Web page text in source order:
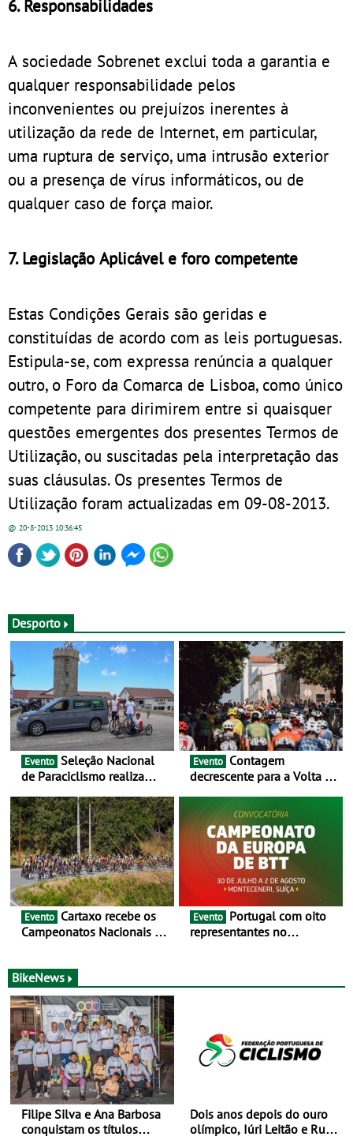
6. Responsabilidades
A sociedade Sobrenet exclui toda a garantia e
qualquer responsabilidade pelos
inconvenientes ou prejuízos inerentes à
utilização da rede de Internet, em particular,
uma ruptura de serviço, uma intrusão exterior
ou a presença de vírus informáticos, ou de
qualquer caso de força maior.
7. Legislação Aplicável e foro competente
Estas Condições Gerais são geridas e
constituídas de acordo com as leis portuguesas.
Estipula-se, com expressa renúncia a qualquer
outro, o Foro da Comarca de Lisboa, como único
competente para dirimirem entre si quaisquer
questões emergentes dos presentes Termos de
Utilização, ou suscitadas pela interpretação das
suas cláusulas. Os presentes Termos de
Utilização foram actualizadas em 09-08-2013.
@ 20-8-2013 10:36:45
Desporto
Evento
de Paraciclismo realiza
preparação para o
Campeonato do Mundo
Evento
decrescente para a Volta a
as 17 equipas de 2026
Evento
Campeonatos Nacionais da
Evento
representantes no
Monteceneri, na Suíça
BikeNews
Filipe Silva e Ana Barbosa
conquistam os títulos
Dois anos depois do ouro
olímpico, Iúri Leitão e Rui